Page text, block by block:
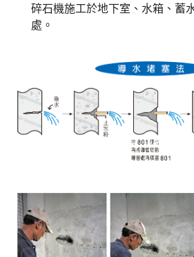
碎石機施工於地下室、水箱、蓄
處。